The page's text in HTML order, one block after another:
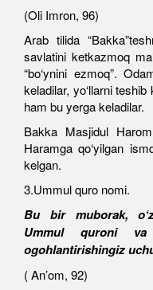
(Oli Imron, 96)
Arab tilida
savlatini ketkazmoq
“bo‘ynini ezmoq”.
keladilar, yo‘llarni
ham bu yerga keladilar.
Bakka Masjidul
Haramga qo‘yilgan
kelgan.
3.Ummul quro nomi.
Bu bir muborak,
Ummul quroni
ogohlantirishingiz
( An’om, 92)